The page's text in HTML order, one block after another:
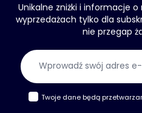
Unikalne zniżki i informacje
wyprzedażach tylko dla
nie przegap
Twoje dane będą